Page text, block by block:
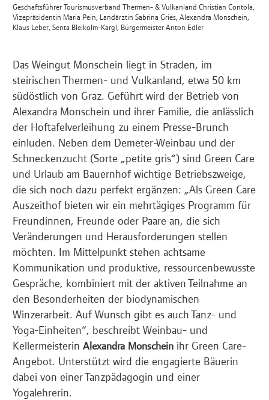
Geschäftsführer Tourismusverband Thermen- & Vulkanland Christian Contola,
Vizepräsidentin Maria Pein, Landärztin Sabrina Gries, Alexandra Monschein,
Klaus Leber, Senta Bleikolm-Kargl, Bürgermeister Anton Edler
Das Weingut Monschein liegt in Straden, im
steirischen Thermen- und Vulkanland, etwa 50 km
südöstlich von Graz. Geführt wird der Betrieb von
Alexandra Monschein und ihrer Familie, die anlässlich
der Hoftafelverleihung zu einem Presse-Brunch
einluden. Neben dem Demeter-Weinbau und der
Schneckenzucht (Sorte „petite gris“) sind Green Care
und Urlaub am Bauernhof wichtige Betriebszweige,
die sich noch dazu perfekt ergänzen: „Als Green Care
Auszeithof bieten wir ein mehrtägiges Programm für
Freundinnen, Freunde oder Paare an, die sich
Veränderungen und Herausforderungen stellen
möchten. Im Mittelpunkt stehen achtsame
Kommunikation und produktive, ressourcenbewusste
Gespräche, kombiniert mit der aktiven Teilnahme an
den Besonderheiten der biodynamischen
Winzerarbeit. Auf Wunsch gibt es auch Tanz- und
Yoga-Einheiten“, beschreibt Weinbau- und
Kellermeisterin Alexandra Monschein ihr Green Care-
Angebot. Unterstützt wird die engagierte Bäuerin
dabei von einer Tanzpädagogin und einer
Yogalehrerin.